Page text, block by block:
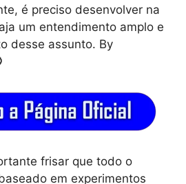
é preciso desenvolver na
um entendimento amplo e
desse assunto. By
frisar que todo o
em experimentos